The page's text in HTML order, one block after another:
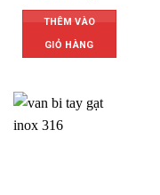
THÊM VÀO
GIỎ HÀNG